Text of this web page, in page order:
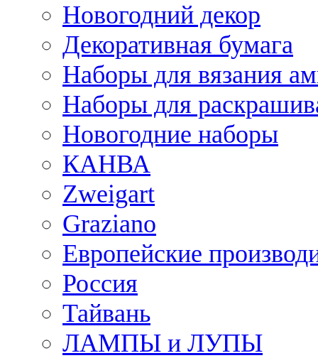
Новогодний декор
Декоративная бумага
Наборы для вязания
Наборы для
Новогодние наборы
КАНВА
Zweigart
Graziano
Европейские
Россия
Тайвань
ЛАМПЫ и ЛУПЫ